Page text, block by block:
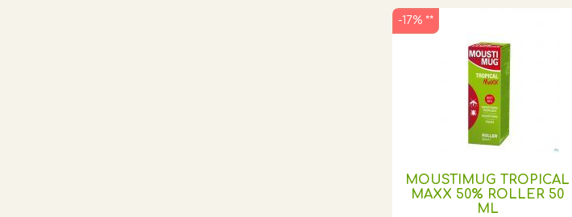
MOUSTIMUG TROPICAL
MAXX 50% ROLLER 50
ML
-17% **